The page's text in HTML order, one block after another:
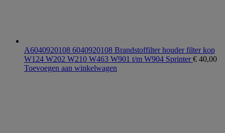
A6040920108 6040920108 Brandstoffilter houder filter kop
W124 W202 W210 W463 W901 t/m W904 Sprinter€ 40,00
Toevoegen aan winkelwagen